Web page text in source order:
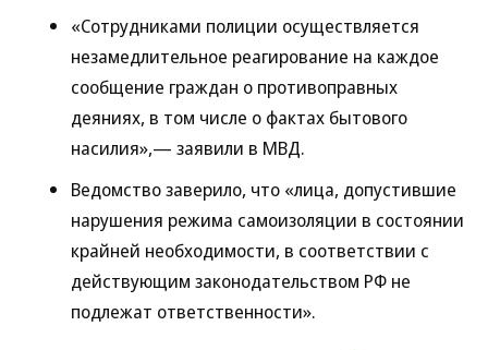
«Сотрудниками полиции осуществляется
незамедлительное реагирование на каждое
сообщение граждан о противоправных
деяниях, в том числе о фактах бытового
насилия»,— заявили в МВД.
Ведомство заверило, что «лица, допустившие
нарушения режима самоизоляции в состоянии
крайней необходимости, в соответствии с
действующим законодательством РФ не
подлежат ответственности».